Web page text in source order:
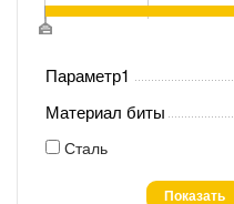
Параметр1
Материал биты
Сталь